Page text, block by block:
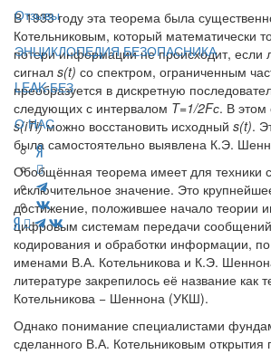
Отзывы
ЭНЦИКЛОПЕДИЯ БЕЗОПАСНИКА
LEAK-БЕЗ
О НАС
В 1933 году эта теорема была
Котельниковым, который математически
потери информации не происходит,
сигнал s(t) со спектром, ограниченным
преобразуется в дискретную
следующих с интервалом T=1/2Fс. В этом
s(iTi)можно восстановить исходный s(t).
была самостоятельно выявлена К.Э.
Обобщённая теорема имеет для техники
исключительное значение. Это
достижение, положившее начало теории
цифровым системам передачи
кодирования и обработки информации,
именами В.А. Котельникова и К.Э.
литературе закрепилось её название как
Котельникова − Шеннона (УКШ).
Однако понимание специалистами
сделанного В.А. Котельниковым открытия